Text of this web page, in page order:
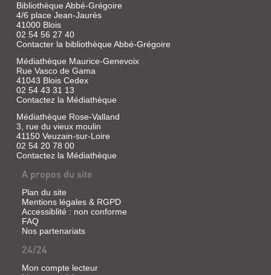
Bibliothèque Abbé-Grégoire
4/6 place Jean-Jaurès
41000 Blois
02 54 56 27 40
Contacter la bibliothèque Abbé-Grégoire
Médiathèque Maurice-Genevoix
Rue Vasco de Gama
41043 Blois Cedex
02 54 43 31 13
Contactez la Médiathèque
Médiathèque Rose-Valland
3, rue du vieux moulin
41150 Veuzain-sur-Loire
02 54 20 78 00
Contactez la Médiathèque
A propos du site
Plan du site
Mentions légales & RGPD
Accessiblité : non conforme
FAQ
Nos partenariats
24/24
Mon compte lecteur